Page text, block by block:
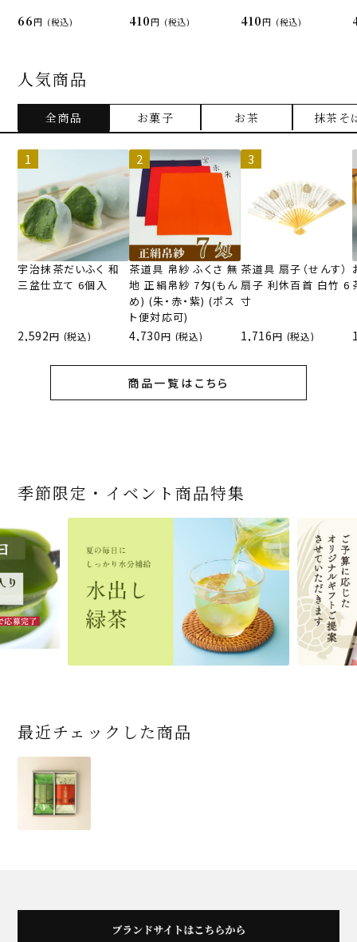
66 (税込) 410 (税込) 410 (税込)
人気商品
全商品 お菓子 お茶 抹茶そ
宇治抹茶だいふく 和
三盆仕立て 6個入
2,592 (税込)
茶道具 帛紗 ふくさ 無
地 正絹帛紗 7匁(もん
め) (朱・赤・紫) (ポス
ト便対応可)
4,730 (税込)
茶道具 扇子（せんす）
扇子 利休百首 白竹 6
寸
1,716 (税込)
商品一覧はこちら
宇治抹茶だいふく 和
三盆仕立て 6個入
2,592 (税込)
お茶屋の京都 宇治抹
1,743 (税込)
近江米と日本酒の「み
ずかがみ」パウンドケ
ーキ（カット）-単品-
540 (税込)
商品一覧はこちら
緑茶ティーパック（セ
ンパックシリーズ） 5g
×50袋
864 (税込)
ありがとう メッセージ
付き緑茶ティーバッグ
410 (税込)
【季節限定】水出し緑
茶詰合せ 気軽に愉し
むセット
1,420 (税込)
商品一覧はこちら
宇治抹茶そば3袋・そ
ばつゆ6袋（6人前）セ
ット 化粧箱（カート
ン/ギフトボックス）
3,032 (税込)
宇治抹茶そば２袋・そ
2,278 (税込)
【送料込み】宇治抹茶
そば160ｇ×2袋（4人
前）＋特撰そばつゆ4
個（ポスト便）
2,028 (税込)
商品一覧はこちら
老舗茶舗の宇治抹茶
かすていらと宇治冠煎
茶の詰合せ
4,112 (税込)
宇治抹茶焼き菓子詰
4,511 (税込)
老舗茶舗のひやひやス
イーツセット 3種6個
3,356 (税込)
商品一覧はこちら
茶道具 帛紗 ふくさ 無
地 正絹帛紗 7匁(もん
め) (朱・赤・紫) (ポス
ト便対応可)
4,730 (税込)
茶道具 扇子（せんす）
扇子 利休百首 白竹 6
1,716 (税込)
おとなのお稽古セット
女子用 裏千家 茶道具
16,500 (税込)
商品一覧はこちら
季節限定・イベント商品特集
最近チェックした商品